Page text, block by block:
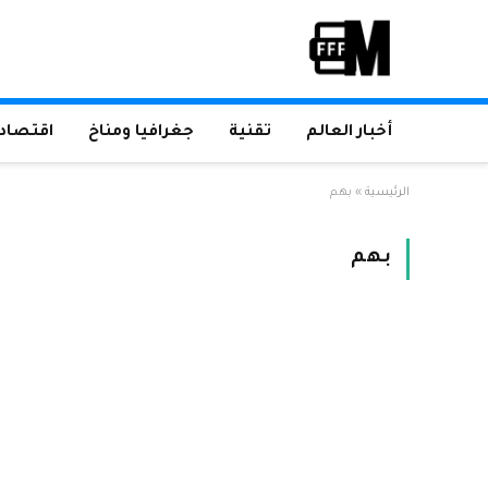
أخبار العالم تقنية جغرافيا ومناخ
الرئيسية » بهم
بهم